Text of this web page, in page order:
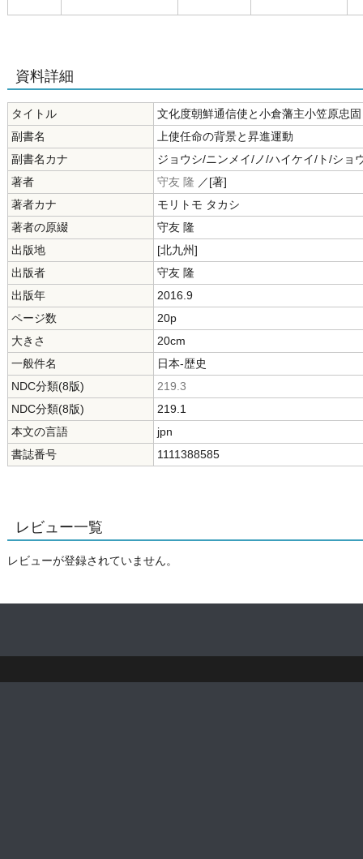
資料詳細
タイトル
文化度朝鮮通信使と小倉藩主小笠原忠固
副書名
上使任命の背景と昇進運動
副書名カナ
ジョウシ/ニンメイ/ノ/ハイケイ/ト/ショ
著者
守友 隆 ／[著]
著者カナ
モリトモ タカシ
著者の原綴
守友 隆
出版地
[北九州]
出版者
守友 隆
出版年
2016.9
ページ数
20p
大きさ
20cm
一般件名
日本-歴史
NDC分類(8版)
219.3
NDC分類(8版)
219.1
本文の言語
jpn
書誌番号
1111388585
レビュー一覧
レビューが登録されていません。